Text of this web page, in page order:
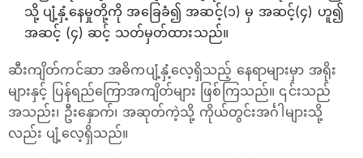
သို့ ပျံ့နှံ့နေမှုတို့ကို အခြေခံ၍ အဆင့်(၁) မှ အဆင့်(၄) ဟူ၍
အဆင့် (၄) ဆင့် သတ်မှတ်ထားသည်။
ဆီးကျိတ်ကင်ဆာ အဓိကပျံ့နှံ့လေ့ရှိသည့် နေရာများမှာ အရိုး
များနှင့် ပြန်ရည်ကြောအကျိတ်များ ဖြစ်ကြသည်။ ၎င်းသည်
အသည်း၊ ဦးနှောက်၊ အဆုတ်ကဲ့သို့ ကိုယ်တွင်းအင်္ဂါများသို့
လည်း ပျံ့လေ့ရှိသည်။